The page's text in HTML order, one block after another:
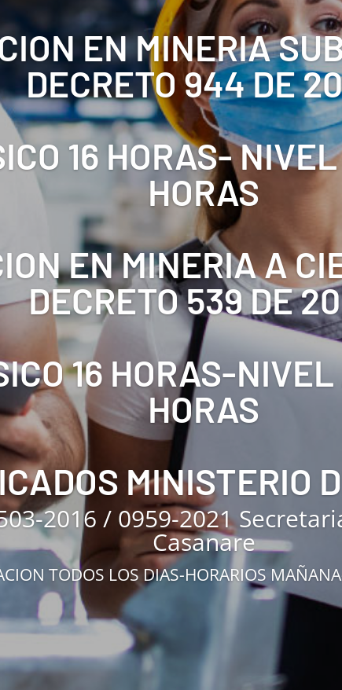
EN MINERIA
DECRETO 944 DE
16 HORAS-
HORAS
EN MINERIA A
DECRETO 539 DE
16 HORAS-
HORAS
MINISTERIO
2016 / 0959-2021
Casanare
TODOS LOS DIAS-HORARIOS